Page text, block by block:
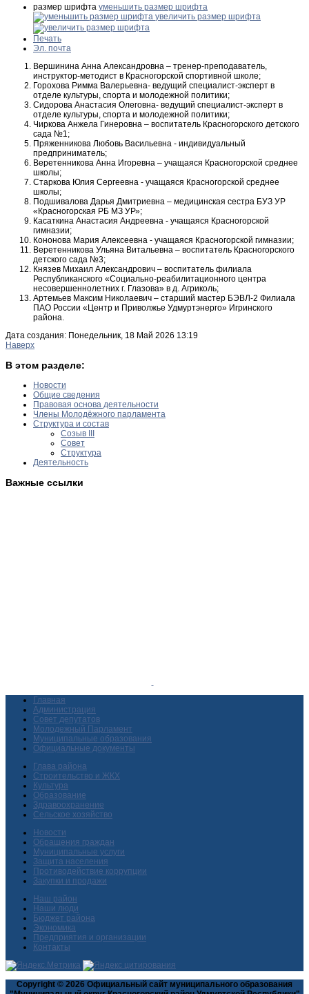
размер шрифта уменьшить размер шрифта
увеличить размер шрифта
Печать
Эл. почта
Вершинина Анна Александровна – тренер-преподаватель,
инструктор-методист в Красногорской спортивной школе;
Горохова Римма Валерьевна- ведущий специалист-эксперт в
отделе культуры, спорта и молодежной политики;
Сидорова Анастасия Олеговна- ведущий специалист-эксперт в
отделе культуры, спорта и молодежной политики;
Чиркова Анжела Гинеровна – воспитатель Красногорского детского
сада №1;
Пряженникова Любовь Васильевна - индивидуальный
предприниматель;
Веретенникова Анна Игоревна – учащаяся Красногорской среднее
школы;
Старкова Юлия Сергеевна - учащаяся Красногорской среднее
школы;
Подшивалова Дарья Дмитриевна – медицинская сестра БУЗ УР
«Красногорская РБ МЗ УР»;
Касаткина Анастасия Андреевна - учащаяся Красногорской
гимназии;
Кононова Мария Алексеевна - учащаяся Красногорской гимназии;
Веретенникова Ульяна Витальевна – воспитатель Красногорского
детского сада №3;
Князев Михаил Александрович – воспитатель филиала
Республиканского «Социально-реабилитационного центра
несовершеннолетних г. Глазова» в д. Агриколь;
Артемьев Максим Николаевич – старший мастер БЭВЛ-2 Филиала
ПАО России «Центр и Приволжье Удмуртэнерго» Игринского
района.
Дата создания: Понедельник, 18 Май 2026 13:19
Наверх
В этом разделе:
Новости
Общие сведения
Правовая основа деятельности
Члены Молодёжного парламента
Структура и состав
Созыв III
Совет
Структура
Деятельность
Важные ссылки
Главная
Администрация
Совет депутатов
Молодежный Парламент
Муниципальные образования
Официальные документы
Глава района
Строительство и ЖКХ
Культура
Образование
Здравоохранение
Сельское хозяйство
Новости
Обращения граждан
Муниципальные услуги
Защита населения
Противодействие коррупции
Закупки и продажи
Наш район
Наши люди
Бюджет района
Экономика
Предприятия и организации
Контакты
Copyright © 2026 Официальный сайт муниципального образования